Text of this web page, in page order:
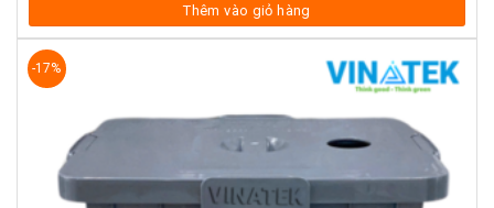
Thêm vào giỏ hàng
-17%